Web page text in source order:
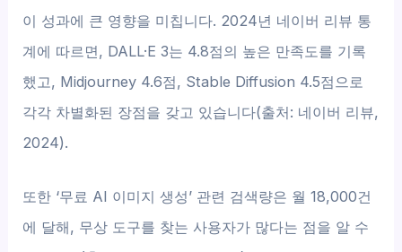
이 성과에 큰 영향을 미칩니다. 2024년 네이버 리뷰 통
계에 따르면, DALL·E 3는 4.8점의 높은 만족도를 기록
했고, Midjourney 4.6점, Stable Diffusion 4.5점으로
각각 차별화된 장점을 갖고 있습니다(출처: 네이버 리뷰,
2024).
또한 ‘무료 AI 이미지 생성’ 관련 검색량은 월 18,000건
에 달해, 무상 도구를 찾는 사용자가 많다는 점을 알 수